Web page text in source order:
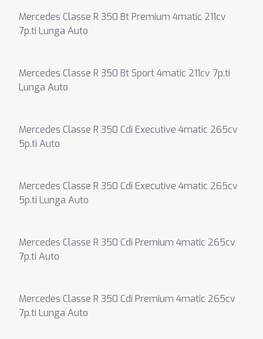
Mercedes Classe R 350 Bt Premium 4matic 211cv
7p.ti Lunga Auto
Mercedes Classe R 350 Bt Sport 4matic 211cv 7p.ti
Lunga Auto
Mercedes Classe R 350 Cdi Executive 4matic 265cv
5p.ti Auto
Mercedes Classe R 350 Cdi Executive 4matic 265cv
5p.ti Lunga Auto
Mercedes Classe R 350 Cdi Premium 4matic 265cv
7p.ti Auto
Mercedes Classe R 350 Cdi Premium 4matic 265cv
7p.ti Lunga Auto